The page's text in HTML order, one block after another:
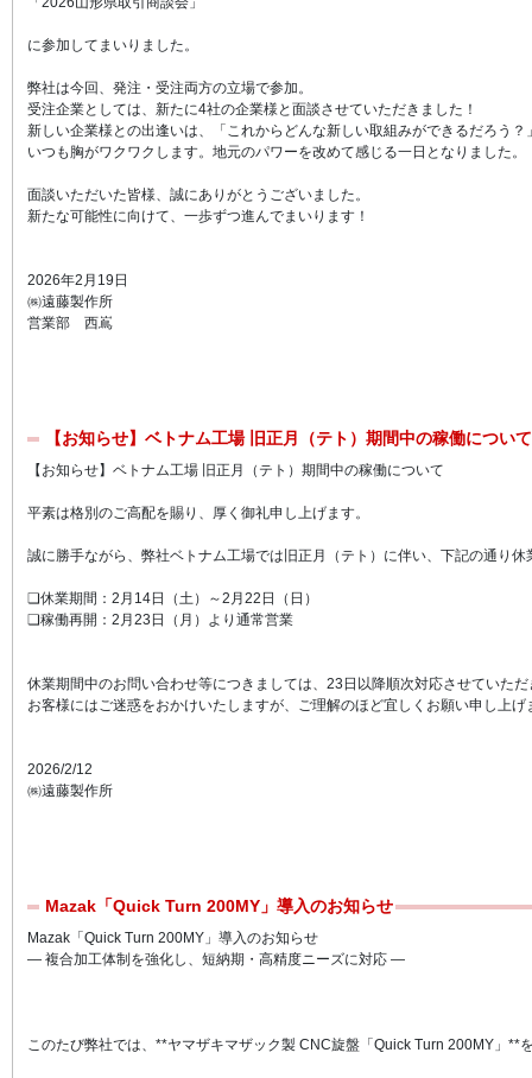
に参加してまいりました。
弊社は今回、発注・受注両方の立場で参加。
受注企業としては、新たに4社の企業様と面談させていただきました！
新しい企業様との出逢いは、「これからどんな新しい取組みができるだろう？
いつも胸がワクワクします。地元のパワーを改めて感じる一日となりました。
面談いただいた皆様、誠にありがとうございました。
新たな可能性に向けて、一歩ずつ進んでまいります！
2026年2月19日
㈱遠藤製作所
営業部 西嶌
【お知らせ】ベトナム工場 旧正月（テト）期間中の稼働について
【お知らせ】ベトナム工場 旧正月（テト）期間中の稼働について
平素は格別のご高配を賜り、厚く御礼申し上げます。
誠に勝手ながら、弊社ベトナム工場では旧正月（テト）に伴い、下記の通り
❏休業期間：2月14日（土）～2月22日（日）
❏稼働再開：2月23日（月）より通常営業
休業期間中のお問い合わせ等につきましては、23日以降順次対応させていただ
お客様にはご迷惑をおかけいたしますが、ご理解のほど宜しくお願い申し上げ
2026/2/12
㈱遠藤製作所
Mazak「Quick Turn 200MY」導入のお知らせ
Mazak「Quick Turn 200MY」導入のお知らせ
― 複合加工体制を強化し、短納期・高精度ニーズに対応 ―
このたび弊社では、**ヤマザキマザック製 CNC旋盤「Quick Turn 200MY」**